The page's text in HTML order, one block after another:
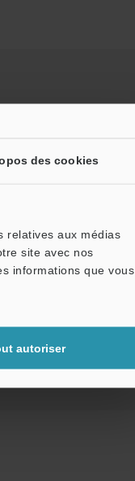
des cookies
relatives aux médias
site avec nos
informations que vous
autoriser
Manuels